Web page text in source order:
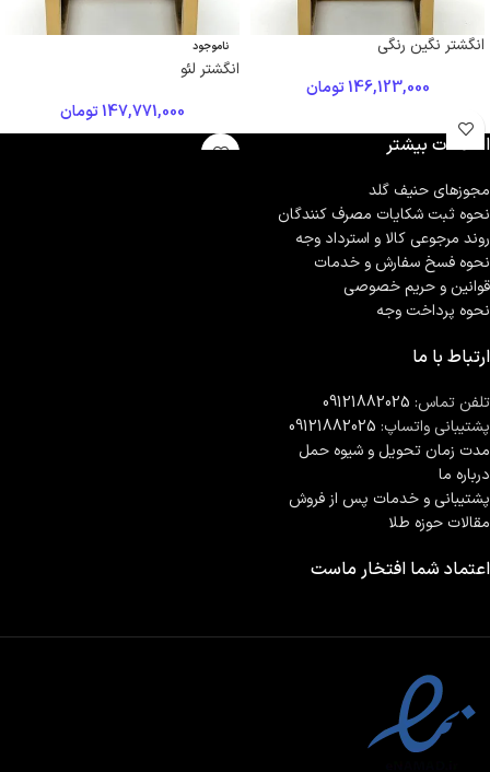
انگشتر نگین رنگی
146,123,000تومان
ناموجود
انگشتر لئو
147,771,000تومان
اطلاعات بیشتر
مجوزهای حنیف گلد
نحوه ثبت شكايات مصرف كنندگان
روند مرجوعی کالا و استرداد وجه
نحوه فسخ سفارش و خدمات
قوانین و حریم خصوصی
نحوه پرداخت وجه
ارتباط با ما
تلفن تماس: 09121882025
پشتیبانی واتساپ: 09121882025
مدت زمان تحويل و شیوه حمل
درباره ما
پشتیبانی و خدمات پس از فروش
مقالات حوزه طلا
اعتماد شما افتخار ماست